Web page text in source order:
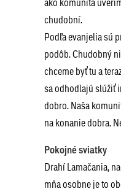
chudobní.
Podľa evanjelia sú
podôb. Chudobný
chceme byť tu a
sa odhodlajú slúžiť
dobro. Naša
na konanie dobra.
Pokojné sviatky
Drahí Lamačania,
mňa osobne je to